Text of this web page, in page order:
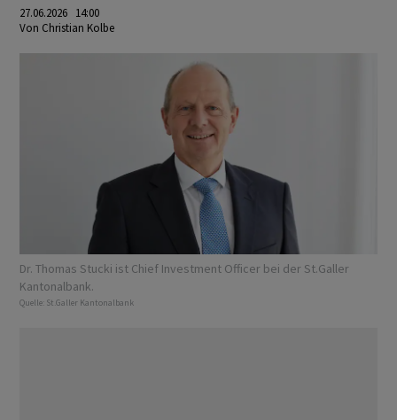
27.06.2026 14:00
Von Christian Kolbe
Dr. Thomas Stucki ist Chief Investment Officer bei der St.Galler
Kantonalbank.
Quelle: St.Galler Kantonalbank